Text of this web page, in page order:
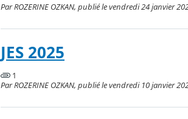
Par ROZERINE OZKAN, publié le vendredi 24 janvier
JES 2025
1
Par ROZERINE OZKAN, publié le vendredi 10 janvier